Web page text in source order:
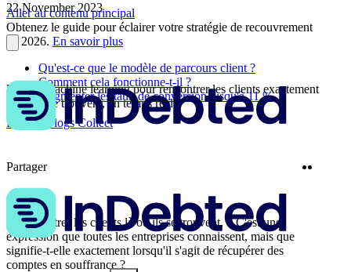
Aller au contenu principal
Obtenez le guide pour éclairer votre stratégie de recouvrement
en 2026. En savoir plus
Utiliser machine learning pour rencontrer les clients exactement
là où ils se trouvent, en temps réel
« Rencontrer les clients là où ils se trouvent. » C'est une
expression que toutes les entreprises connaissent, mais que
signifie-t-elle exactement lorsqu'il s'agit de récupérer des
comptes en souffrance ?
22 November 2023
Qu'est-ce que le modèle de parcours client ?
Comment cela fonctionne-t-il ?
Augmenter les taux de conversion jusqu'à 11 %
Plus de Blogs Collect
Partager